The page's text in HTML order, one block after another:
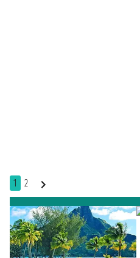
1 2